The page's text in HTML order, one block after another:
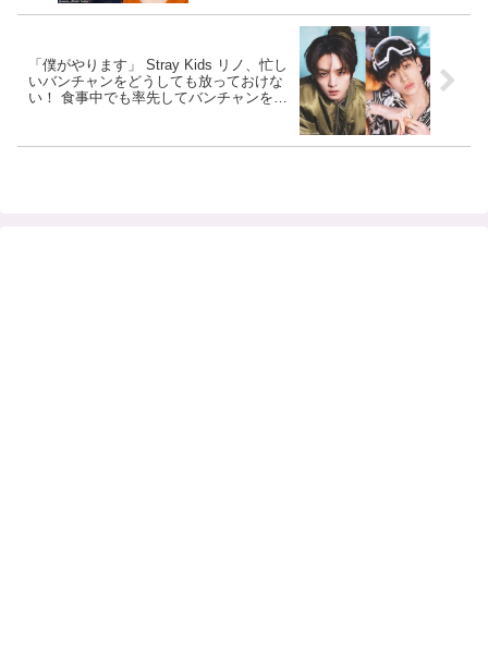
「僕がやります」 Stray Kids リノ、忙し
いバンチャンをどうしても放っておけな
い！ 食事中でも率先してバンチャンをサ